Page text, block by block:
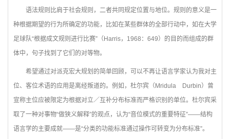
语法规则比肩于社会规则，二者共同规定位置与地位。规则的意义是一
种根据期望的行为所确定的功能，比如在某些群体的全部行动中，如在大学
足球队“根据成文规则进行比赛”（Harris，1968：649）的目的而组成的群
体中，句子找到了它们的对等物。
希望通过对派克宏大规划的简单回顾，可以不再让语言学家认为我对主
位、客位术语的应用是离经叛道的。例如，杜尔宾（Mridula Durbin）曾
宣称主位应被限定为根据对立／互补分布标准而严格识别的单位。杜尔宾采
取了一种对事物“做狭义解释”的观点，认为“音位模式的重要特征”——结构
语言学的主要成就——是“分类的功能标准通过操作可转变为分布标准”。